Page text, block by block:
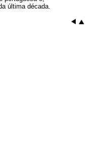
última década.